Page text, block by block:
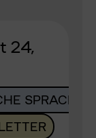
24,
SPRACHE